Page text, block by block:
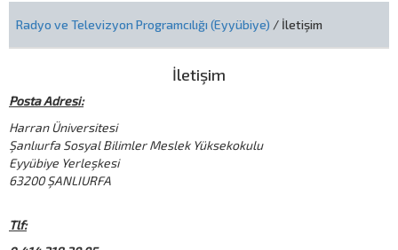
Radyo ve Televizyon Programcılığı (Eyyübiye) / İletişim
İletişim
Posta Adresi:
Harran Üniversitesi
Şanlıurfa Sosyal Bilimler Meslek Yüksekokulu
Eyyübiye Yerleşkesi
63200 ŞANLIURFA
Tlf: